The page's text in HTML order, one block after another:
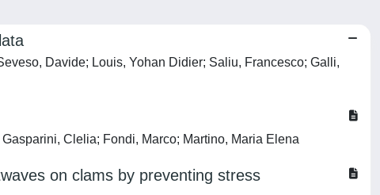
Davide; Louis, Yohan Didier; Saliu, Francesco; Galli,
Clelia; Fondi, Marco; Martino, Maria Elena
on clams by preventing stress